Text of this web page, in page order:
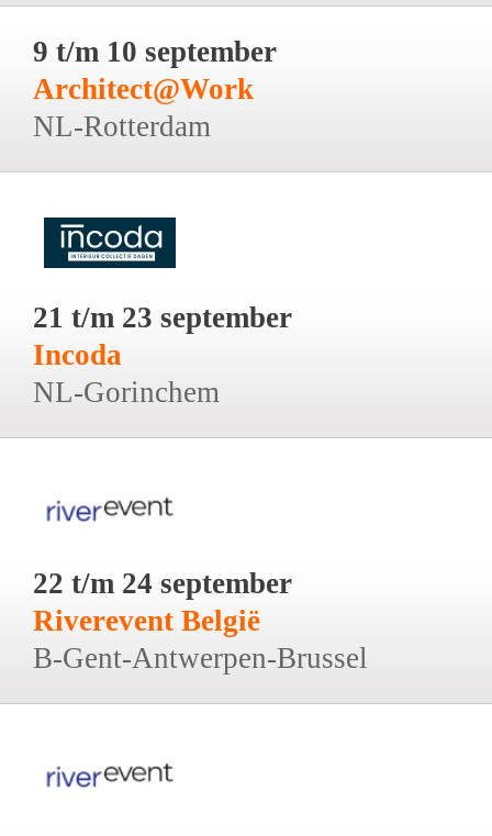
9 t/m 10 september
Architect@Work
NL-Rotterdam
21 t/m 23 september
Incoda
NL-Gorinchem
22 t/m 24 september
Riverevent België
B-Gent-Antwerpen-Brussel